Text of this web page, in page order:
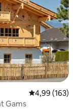
4,99 av 5 i
4,99 (163)
Gams